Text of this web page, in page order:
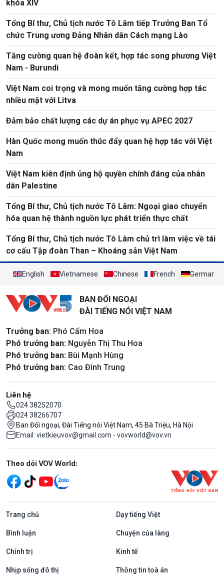
khóa XIV
Tổng Bí thư, Chủ tịch nước Tô Lâm tiếp Trưởng Ban Tổ
chức Trung ương Đảng Nhân dân Cách mạng Lào
Tăng cường quan hệ đoàn kết, hợp tác song phương Việt
Nam - Burundi
Việt Nam coi trọng và mong muốn tăng cường hợp tác
nhiều mặt với Litva
Đảm bảo chất lượng các dự án phục vụ APEC 2027
Hàn Quốc mong muốn thúc đẩy quan hệ hợp tác với Việt
Nam
Việt Nam kiên định ủng hộ quyền chính đáng của nhân
dân Palestine
Tổng Bí thư, Chủ tịch nước Tô Lâm: Ngoại giao chuyển
hóa quan hệ thành nguồn lực phát triển thực chất
Tổng Bí thư, Chủ tịch nước Tô Lâm chủ trì làm việc về tái
cơ cấu Tập đoàn Than – Khoáng sản Việt Nam
English Vietnamese Chinese French German
BAN ĐỐI NGOẠI
ĐÀI TIẾNG NÓI VIỆT NAM
Trưởng ban: Phó Cẩm Hoa
Phó trưởng ban: Nguyễn Thị Thu Hoa
Phó trưởng ban: Bùi Mạnh Hùng
Phó trưởng ban: Cao Đình Trung
Liên hệ
024 38252070
024 38266707
Ban Đối ngoại, Đài Tiếng nói Việt Nam, 45 Bà Triệu, Hà Nội
Email: vietkieuvov@gmail.com - vovworld@vov.vn
Mạng xã hội
Theo dõi VOV World:
Trang chủ Dạy tiếng Việt
Bình luận Chuyện của làng
Chính trị Kinh tế
Nhịp sống đô thị Thông tin toà án